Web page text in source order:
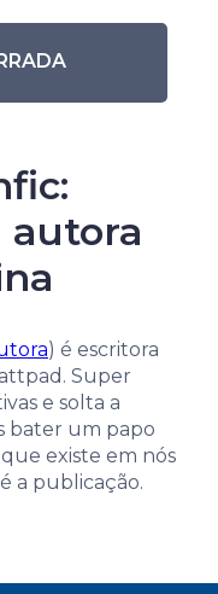
autora
) é escritora
Super
e solta a
bater um papo
existe em nós
a publicação.